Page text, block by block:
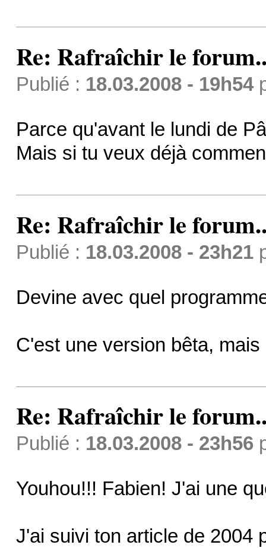
Re: Rafraîchir le
Publié : 18.03.2008 - 19h54
Parce qu'avant le lundi de
Mais si tu veux déjà
Re: Rafraîchir le
Publié : 18.03.2008 - 23h21
Devine avec quel
C'est une version bêta,
Re: Rafraîchir le
Publié : 18.03.2008 - 23h56
Youhou!!! Fabien! J'ai une
J'ai suivi ton article de 2004